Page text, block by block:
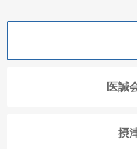
医誠
摂